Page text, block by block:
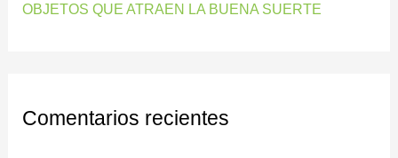
OBJETOS QUE ATRAEN LA BUENA SUERTE
Comentarios recientes